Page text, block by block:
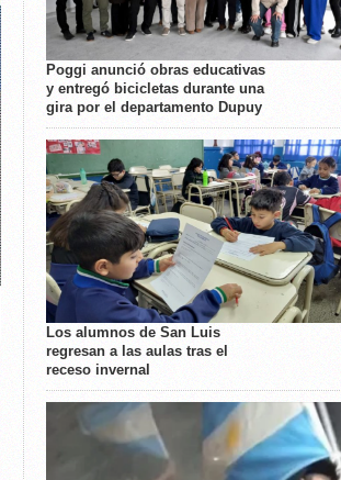
Poggi anunció obras educativas
y entregó bicicletas durante una
gira por el departamento Dupuy
Los alumnos de San Luis
regresan a las aulas tras el
receso invernal